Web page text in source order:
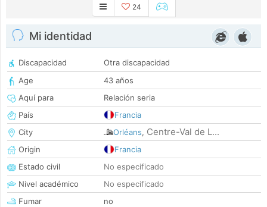
24
Mi identidad
Discapacidad
Otra discapacidad
Age
43 años
Aquí para
Relación seria
País
Francia
City
Orléans, Centre-Val de L...
Origin
Francia
Estado civil
No especificado
Nivel académico
No especificado
Fumar
no